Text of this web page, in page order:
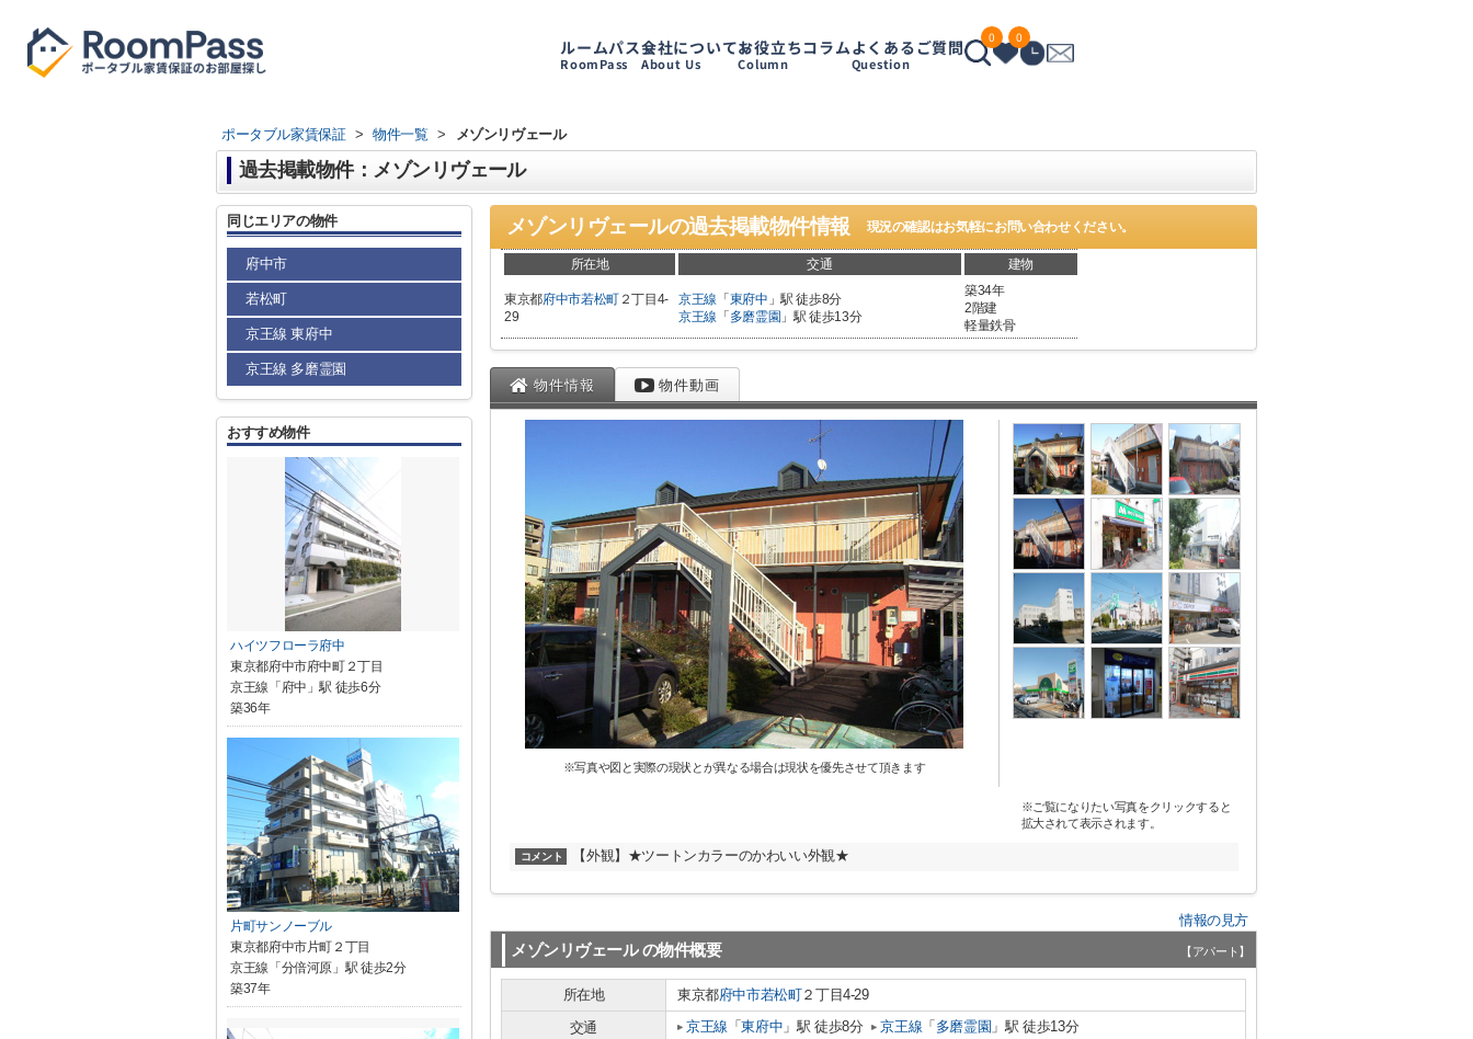
ルームパス
RoomPass
会社について
About Us
お役立ちコラム
Column
よくあるご質問
Question
0 0
ポータブル家賃保証 > 物件一覧 > メゾンリヴェール
過去掲載物件：メゾンリヴェール
メゾンリヴェールの過去掲載物件情報 現況の確認はお気軽にお問い合わせください。
所在地 交通 建物
東京都府中市若松町２丁目4-
29
京王線 「東府中 」駅 徒歩8分
京王線 「多磨霊園 」駅 徒歩13分
築34年
2階建
軽量鉄骨
物件情報 物件動画
※写真や図と実際の現状とが異なる場合は現状を優先させて頂きます
※ご覧になりたい写真をクリックすると
拡大されて表示されます。
コメント 【外観】★ツートンカラーのかわいい外観★
情報の見方
メゾンリヴェール の物件概要 【アパート】
所在地 東京都府中市若松町２丁目4-29
交通
京王線 「東府中 」駅 徒歩8分 京王線 「 多磨霊園 」駅 徒歩13分
同じエリアの物件
府中市
若松町
京王線 東府中
京王線 多磨霊園
おすすめ物件
ハイツフローラ府中
東京都府中市府中町２丁目
京王線「府中」駅 徒歩6分
築36年
片町サンノーブル
東京都府中市片町２丁目
京王線「分倍河原」駅 徒歩2分
築37年